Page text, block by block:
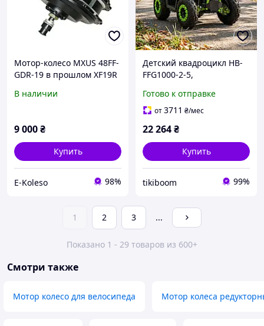
Мотор-колесо MXUS 48FF-
GDR-19 в прошлом XF19R
В наличии
9 000₴
Купить
E-Koleso 98%
Детский квадроцикл HB-
FFG1000-2-5,
электроквадроцикл,
мотор 1000W, скорость до
черно-зеленый
Готово к отправке
от3711 ₴/мес
22 264₴
Купить
tikiboom 99%
1 2 3 ...
Показано 1 - 29 товаров из 600+
Смотри также
Мотор колесо для велосипеда Мотор колеса